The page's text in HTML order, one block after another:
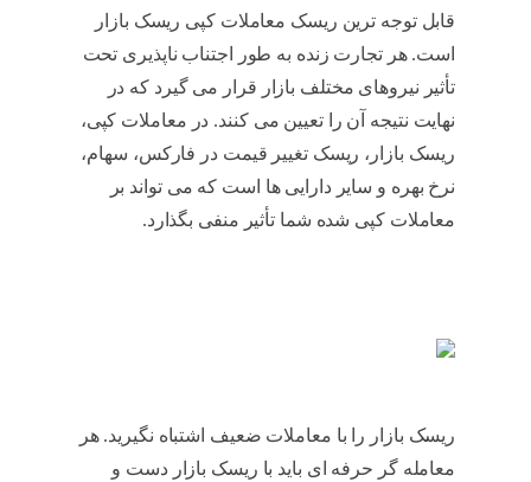
قابل توجه ترین ریسک معاملات کپی ریسک بازار
است. هر تجارت زنده به طور اجتناب ناپذیری تحت
تأثیر نیروهای مختلف بازار قرار می گیرد که در
نهایت نتیجه آن را تعیین می کنند. در معاملات کپی،
ریسک بازار، ریسک تغییر قیمت در فارکس، سهام،
نرخ بهره و سایر دارایی ها است که می تواند بر
معاملات کپی شده شما تأثیر منفی بگذارد.
ریسک بازار را با معاملات ضعیف اشتباه نگیرید. هر
معامله گر حرفه ای باید با ریسک بازار دست و